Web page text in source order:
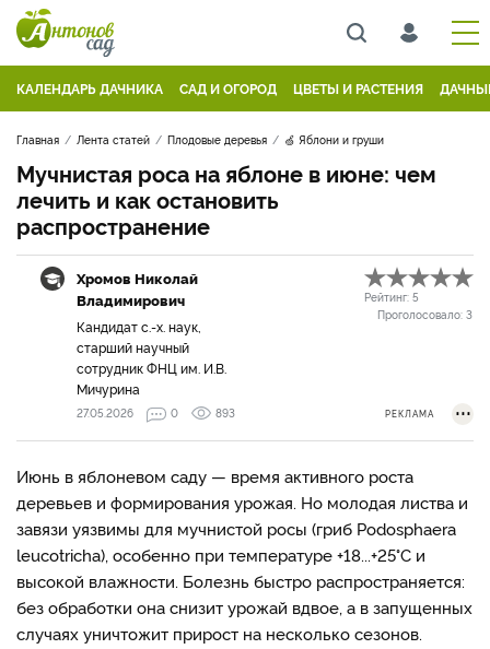
КАЛЕНДАРЬ ДАЧНИКА САД И ОГОРОД ЦВЕТЫ И РАСТЕНИЯ
Главная Лента статей Плодовые деревья 🍏 Яблони и груши
Мучнистая роса на яблоне в июне: чем
лечить и как остановить
распространение
Хромов Николай
Владимирович
Кандидат с.-х. наук,
старший научный
сотрудник ФНЦ им. И.В.
Мичурина
Рейтинг: 5
Проголосовало: 3
27.05.2026 0 893 РЕКЛАМА
Июнь в яблоневом саду — время активного роста
деревьев и формирования урожая. Но молодая листва и
завязи уязвимы для мучнистой росы (гриб Podosphaera
leucotricha), особенно при температуре +18...+25°C и
высокой влажности. Болезнь быстро распространяется:
без обработки она снизит урожай вдвое, а в запущенных
случаях уничтожит прирост на несколько сезонов.